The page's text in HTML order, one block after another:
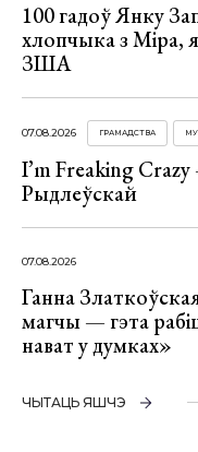
100 гадоў Янку
хлопчыка з Міра,
ЗША
07.08.2026 ГРАМАДСТВА
I’m Freaking Crazy
Рыдлеўскай
07.08.2026
Ганна
магчы — гэта
нават у думках»
ЧЫТАЦЬ ЯШЧЭ